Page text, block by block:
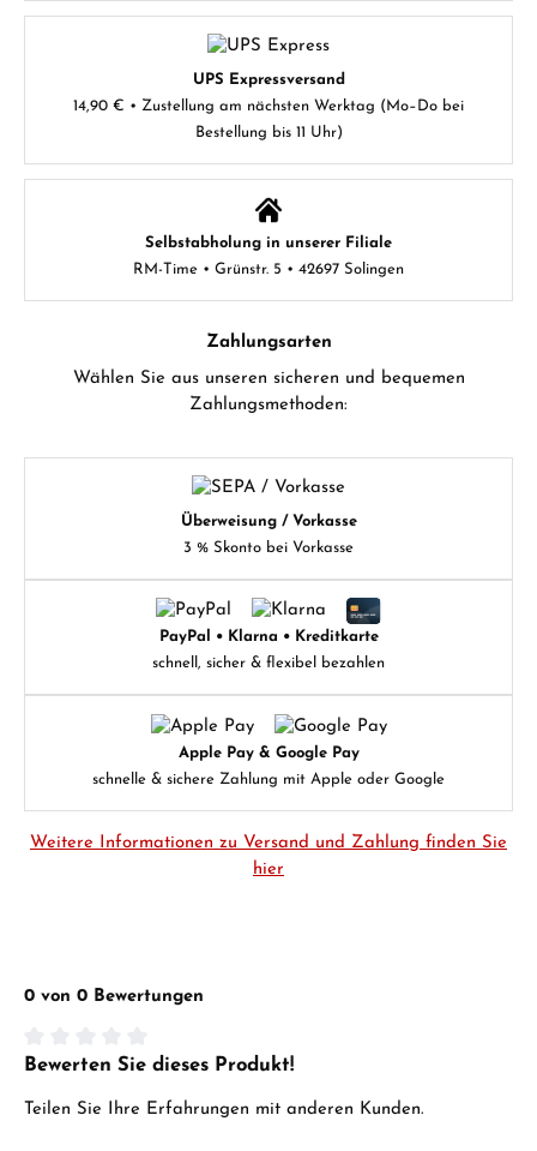
UPS Expressversand
14,90 € • Zustellung am nächsten Werktag (Mo–Do bei
Bestellung bis 11 Uhr)
Selbstabholung in unserer Filiale
RM-Time • Grünstr. 5 • 42697 Solingen
Zahlungsarten
Wählen Sie aus unseren sicheren und bequemen
Zahlungsmethoden:
Überweisung / Vorkasse
3 % Skonto bei Vorkasse
PayPal • Klarna • Kreditkarte
schnell, sicher & flexibel bezahlen
Apple Pay & Google Pay
schnelle & sichere Zahlung mit Apple oder Google
Weitere Informationen zu Versand und Zahlung finden Sie
hier
0 von 0 Bewertungen
Durchschnittliche Bewertung von 0 von 5 Sternen
Bewerten Sie dieses Produkt!
Teilen Sie Ihre Erfahrungen mit anderen Kunden.